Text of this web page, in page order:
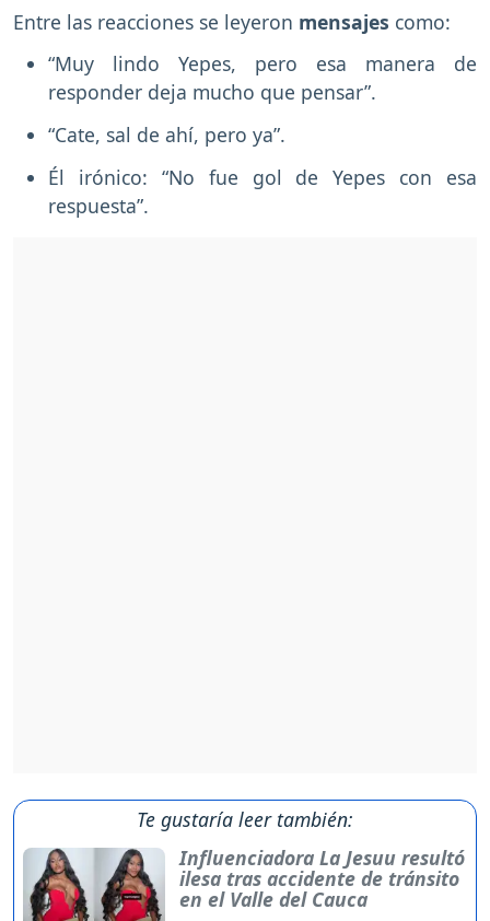
Entre las reacciones se leyeron mensajes como:
“Muy lindo Yepes, pero esa manera de
responder deja mucho que pensar”.
“Cate, sal de ahí, pero ya”.
Él irónico: “No fue gol de Yepes con esa
respuesta”.
Te gustaría leer también:
Influenciadora La Jesuu resultó
ilesa tras accidente de tránsito
en el Valle del Cauca